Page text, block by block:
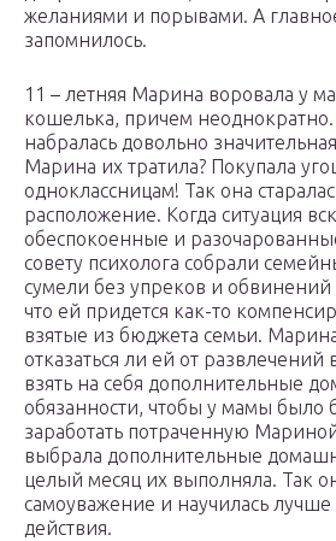
желаниями и порывами. А
запомнилось.
11 – летняя Марина воровала у
кошелька, причем неоднократно.
набралась довольно
Марина их тратила? Покупала
одноклассницам! Так она
расположение. Когда ситуация
обеспокоенные и
совету психолога собрали
сумели без упреков и
что ей придется как-то
взятые из бюджета семьи.
отказаться ли ей от
взять на себя дополнительные
обязанности, чтобы у мамы было
заработать потраченную
выбрала дополнительные
целый месяц их выполняла. Так
самоуважение и научилась лучше
действия.